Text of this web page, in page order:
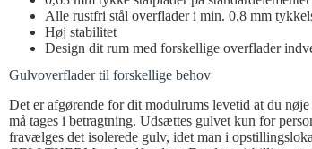
Alle rustfri stål overflader i min. 0,8 mm
Høj stabilitet
Design dit rum med forskellige overflader
Gulvoverflader til forskellige behov
Det er afgørende for dit modulrums levetid at du
må tages i betragtning. Udsættes gulvet kun for
fravælges det isolerede gulv, idet man i